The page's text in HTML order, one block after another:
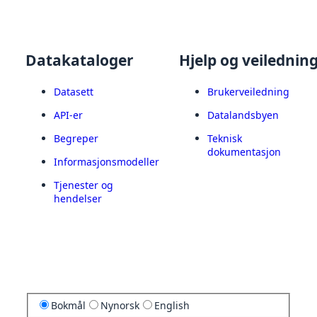
Datakataloger
Datasett
API-er
Begreper
Informasjonsmodeller
Tjenester og
hendelser
Hjelp og
Brukerveiledning
Datalandsbyen
Teknisk
dokumentasjon
Bokmål Nynorsk English